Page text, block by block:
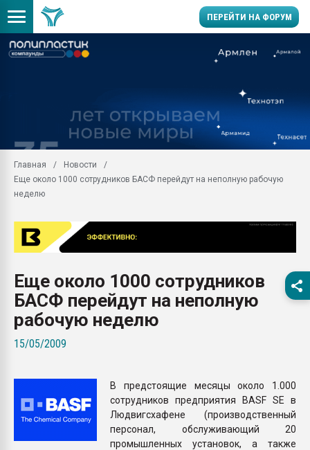
ПЕРЕЙТИ НА ФОРУМ
29.07.2026 ФРП помог
заводу пластмасс"
первый план в
28.07.2026
ситуацией на
Главная
Новости
Еще около 1000 сотрудников БАСФ перейдут на неполную рабочую
неделю
Еще около 1000 сотрудников
БАСФ перейдут на неполную
рабочую неделю
15/05/2009
В предстоящие месяцы около 1.000
сотрудников предприятия BASF SE в
Людвигсхафене (производственный
персонал, обслуживающий 20
промышленных установок, а также